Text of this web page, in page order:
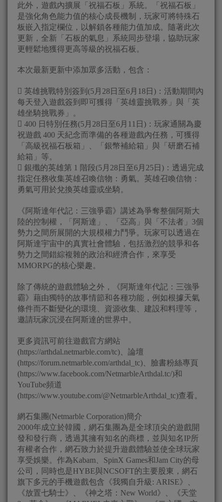
此外，遊戲內擴展「祝福石板」系統。「祝福石板」
是強化角色能力值的核心成長機制，玩家可將特殊石
板嵌入指定欄位，以解鎖各種能力值加成。隨著此次
更新，全新「石板的氣息」系統同步登場，協助玩家
更輕鬆地獲得更高等級的祝福石板。
本次最新更新中添加眾多活動，包含：
 英雄挑戰特別簽到(5月28日至6月18日)：活動期間內
每天登入遊戲簽到即可獲得「英雄靈挑戰券」與「英
雄坐騎挑戰券」。
 400 日特別任務(5月28日至6月11日)：玩家通關為慶
祝遊戲 400 天紀念而準備的各種遊戲內任務，可獲得
「高級祝福石板箱」、「銀幣補給箱」與「研磨石補
給箱」等。
 銀殲的英雄第 1 階段(5月28日至6月25日)：透過完成
指定任務收集英雄召喚信物：勇氣。英雄召喚信物：
勇氣可用於兌換英雄靈或坐騎。
《阿斯達年代記：三強爭霸》講述為爭奪整個阿斯大
陸的控制權，「阿斯達」、「亞高」與「不法者」3個
勢力之間所展開的大規模權力鬥爭。玩家可以透過在
阿斯達宇宙中的真實社會體驗，包括激烈的競爭和各
勢力之間錯綜複雜的政治和經濟合作，來享受
MMORPG的核心樂趣。
除了傳統的遊戲體驗之外，《阿斯達年代記：三強爭
霸》藉由獨特的故事情節和各種功能，例如根據天氣
條件而不斷變化的環境、資源收集、建設和料理等，
邀請玩家沉浸在阿斯達的世界中。
更多資訊可前往遊戲官方網站
(https://arthdal.netmarble.com/tc)、論壇
(https://forum.netmarble.com/arthdal_tc)、臉書粉絲專頁
(https://www.facebook.com/NetmarbleArthdal.tc/)和
YouTube頻道
(https://www.youtube.com/@NetmarbleArthdal_tc)查看。
網石集團(Netmarble Corporation)簡介
2000年成立於韓國，網石集團為是全球頂尖的遊戲開
發和發行商，透過其擁有知名的商標，並與知名IP所
有權者合作，網石致力於提升遊戲體驗並使全球玩家
享受娛樂。作為Kabam、SpinX Games和Jam City的母
公司，同時也是HYBE與NCSOFT的主要股東，網石
旗下多元的手機遊戲包含《我獨自升級: ARISE》、
《放置七騎士》、《神之塔：New World》、《天堂